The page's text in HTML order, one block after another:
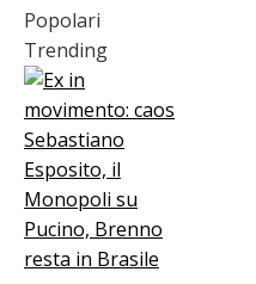
Popolari
Trending